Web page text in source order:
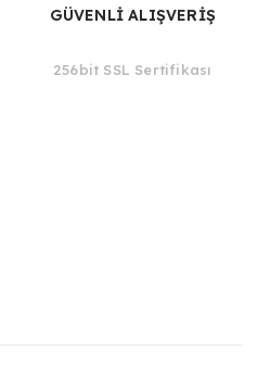
GÜVENLİ ALIŞVERİŞ
256bit SSL Sertifikası